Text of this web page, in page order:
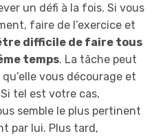
un défi à la fois. Si vous
faire de l’exercice et
difficile de faire tous
temps. La tâche peut
vous décourage et
tel est votre cas,
semble le plus pertinent
par lui. Plus tard,